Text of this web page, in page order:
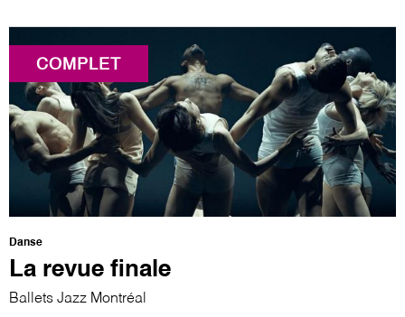
COMPLET
Danse
La revue finale
Ballets Jazz Montréal